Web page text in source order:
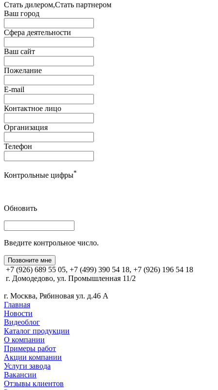
Стать дилером,Стать партнером
Ваш город
Сфера деятельности
Ваш сайт
Пожелание
E-mail
Контактное лицо
Организация
Телефон
Контрольные цифры*
Обновить
Введите контрольное число.
Позвоните мне
+7 (926) 689 55 05, +7 (499) 390 54 18, +7 (926) 196 54 18
г. Домодедово, ул. Промышленная 11/2
г. Москва, Рябиновая ул. д.46 А
Главная
Новости
Видеоблог
Каталог продукции
О компании
Примеры работ
Акции компании
Услуги завода
Вакансии
Отзывы клиентов